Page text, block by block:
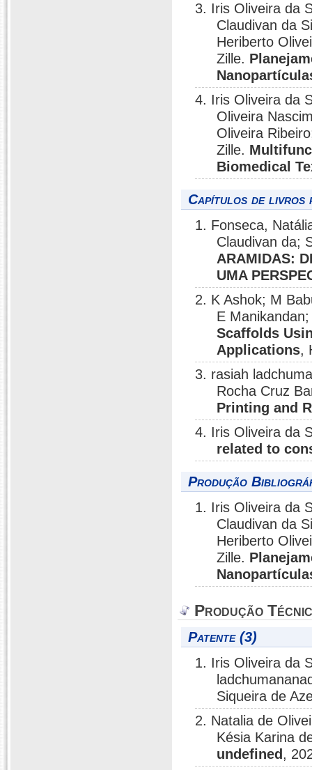
3. Iris Oliveira da
Claudivan da
Heriberto
Zille.
4. Iris Oliveira da
Oliveira
Oliveira
Zille.
Biomedical
Capítulos de livros
1. Fonseca,
Claudivan da;
ARAMIDAS:
UMA
2. K Ashok; M
E
Scaffolds
Applications,
3. rasiah
Rocha Cruz
Printing and
4. Iris Oliveira da
related to
Produção
1. Iris Oliveira da
Claudivan da
Heriberto
Zille.
Produção
Patente (3)
1. Iris Oliveira da
Siqueira de
2. Natalia de
Késia Karina
undefined ,